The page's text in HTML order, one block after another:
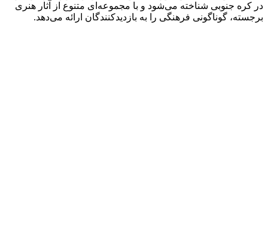
در کره جنوبی شناخته می‌شود و با مجموعه‌ای متنوع از آثار هنری
برجسته، گوناگونی فرهنگی را به بازدیدکنندگان ارائه می‌دهد.